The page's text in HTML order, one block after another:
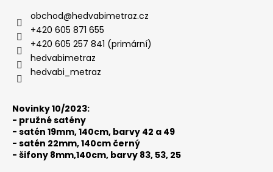
obchod@hedvabimetraz.cz
+420 605 871 655
+420 605 257 841 (primární)
hedvabimetraz
hedvabi_metraz
Novinky 10/2023:
- pružné satény
- satén 19mm, 140cm, barvy 42 a 49
- satén 22mm, 140cm černý
- šifony 8mm,140cm, barvy 83, 53, 25